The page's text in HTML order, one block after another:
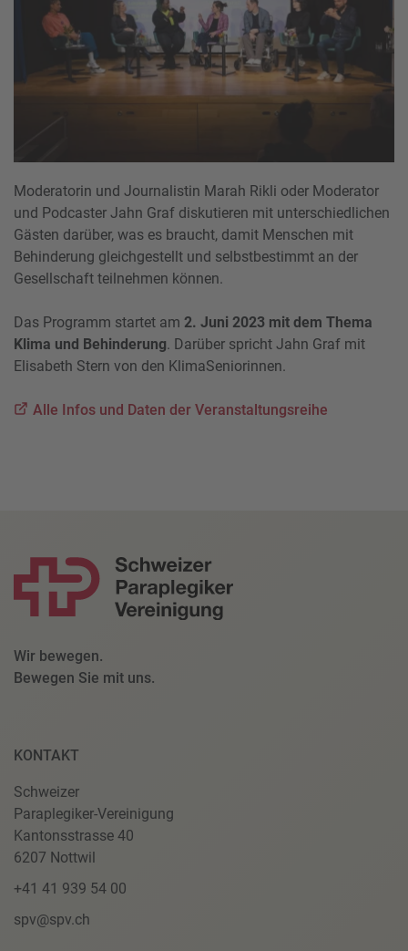
Moderatorin und Journalistin Marah Rikli oder Moderator
und Podcaster Jahn Graf diskutieren mit unterschiedlichen
Gästen darüber, was es braucht, damit Menschen mit
Behinderung gleichgestellt und selbstbestimmt an der
Gesellschaft teilnehmen können.
Das Programm startet am 2. Juni 2023 mit dem Thema
Klima und Behinderung. Darüber spricht Jahn Graf mit
Elisabeth Stern von den KlimaSeniorinnen.
Alle Infos und Daten der Veranstaltungsreihe
Wir bewegen.
Bewegen Sie mit uns.
KONTAKT
Schweizer
Paraplegiker-Vereinigung
Kantonsstrasse 40
6207 Nottwil
+41 41 939 54 00
spv@spv.ch